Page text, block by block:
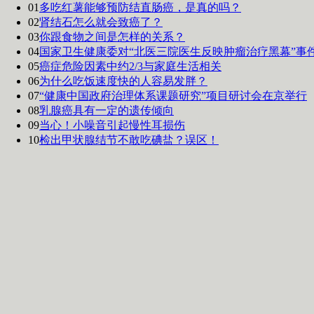
01 多吃红薯能够预防结直肠癌，是真的吗？
02肾结石怎么就会致癌了？
03你跟食物之间是怎样的关系？
04国家卫生健康委对“北医三院医生反映肿瘤治疗黑幕”事
05癌症危险因素中约2/3与家庭生活相关
06为什么吃饭速度快的人容易发胖？
07“健康中国政府治理体系课题研究”项目研讨会在京举行
08乳腺癌具有一定的遗传倾向
09当心！小噪音引起慢性耳损伤
10检出甲状腺结节不敢吃碘盐？误区！